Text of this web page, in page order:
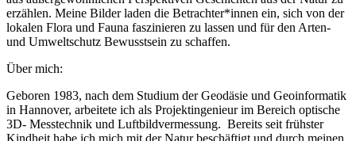
erzählen. Meine Bilder laden die Betrachter*innen ein, sich von der
lokalen Flora und Fauna faszinieren zu lassen und für den Arten-
und Umweltschutz Bewusstsein zu schaffen.
Über mich:
Geboren 1983, nach dem Studium der Geodäsie und Geoinformatik
in Hannover, arbeitete ich als Projektingenieur im Bereich optische
3D- Messtechnik und Luftbildvermessung. Bereits seit frühster
Kindheit habe ich mich mit der Natur beschäftigt und durch meinen